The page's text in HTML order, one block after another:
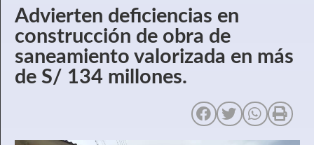
Advierten deficiencias en
construcción de obra de
saneamiento valorizada en más
de S/ 134 millones.